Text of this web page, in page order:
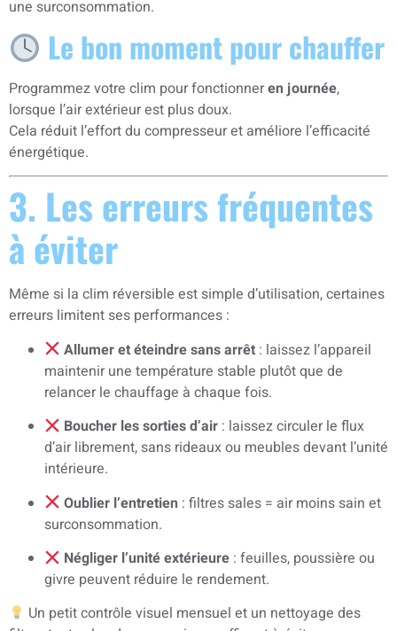
une surconsommation.
Le bon moment pour chauffer
Programmez votre clim pour fonctionneren journée,
lorsque l’air extérieur est plus doux.
Cela réduit l’effort du compresseur et améliore l’efficacité
énergétique.
3. Les erreurs fréquentes
à éviter
Même si la clim réversible est simple d’utilisation, certaines
erreurs limitent ses performances :
Allumer et éteindre sans arrêt : laissez l’appareil
maintenir une température stable plutôt que de
relancer le chauffage à chaque fois.
Boucher les sorties d’air : laissez circuler le flux
d’air librement, sans rideaux ou meubles devant l’unité
intérieure.
Oublier l’entretien : filtres sales = air moins sain et
surconsommation.
Négliger l’unité extérieure : feuilles, poussière ou
givre peuvent réduire le rendement.
Un petit contrôle visuel mensuel et un nettoyage des